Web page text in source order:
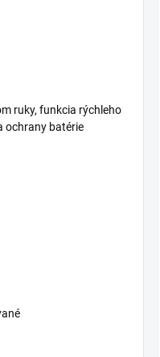
ruky, funkcia rýchleho
ochrany batérie